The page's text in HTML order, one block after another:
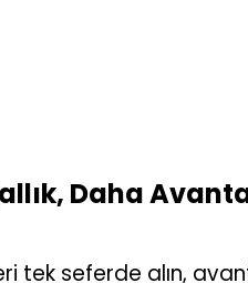
Daha
tek seferde alın,